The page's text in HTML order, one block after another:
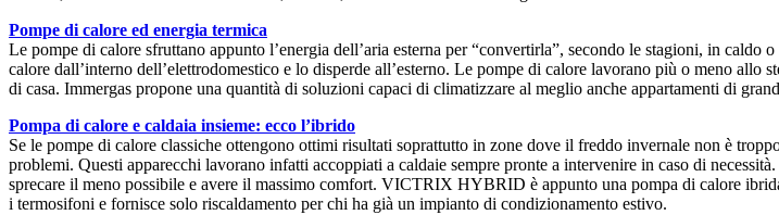
Pompe di calore ed energia termica
Le pompe di calore sfruttano appunto l’energia dell’aria esterna per “convertirla”, secondo le stagioni, in
calore dall’interno dell’elettrodomestico e lo disperde all’esterno. Le pompe di calore lavorano più o meno
di casa. Immergas propone una quantità di soluzioni capaci di climatizzare al meglio anche appartamenti di
Pompa di calore e caldaia insieme: ecco l’ibrido
Se le pompe di calore classiche ottengono ottimi risultati soprattutto in zone dove il freddo invernale non è
problemi. Questi apparecchi lavorano infatti accoppiati a caldaie sempre pronte a intervenire in caso di
sprecare il meno possibile e avere il massimo comfort. VICTRIX HYBRID è appunto una pompa di calore
i termosifoni e fornisce solo riscaldamento per chi ha già un impianto di condizionamento estivo.